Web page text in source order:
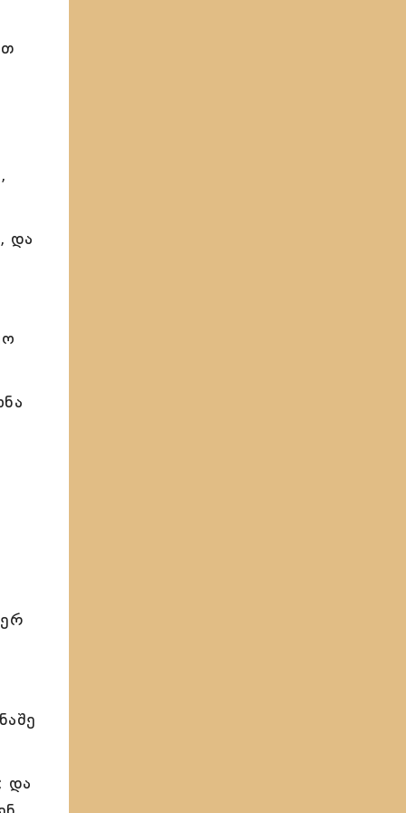
და
და